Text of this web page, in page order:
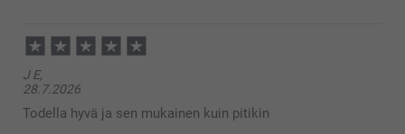
10:38
Hei Terhi,
saapui niin paljon arvioitua toimituspäivää
myöhemmin!
Pyrimme jatkuvasti parantamaan palveluamme joten
J E,
28.7.2026
Todella hyvä ja sen mukainen kuin pitikin